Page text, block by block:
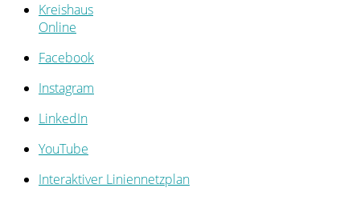
Kreishaus
Online
Facebook
Instagram
LinkedIn
YouTube
Interaktiver Liniennetzplan